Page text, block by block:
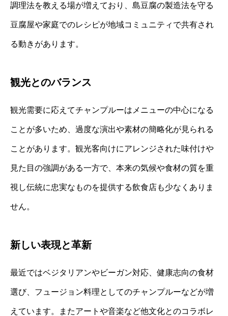
調理法を教える場が増えており、島豆腐の製造法を守る
豆腐屋や家庭でのレシピが地域コミュニティで共有され
る動きがあります。
観光とのバランス
観光需要に応えてチャンプルーはメニューの中心になる
ことが多いため、過度な演出や素材の簡略化が見られる
ことがあります。観光客向けにアレンジされた味付けや
見た目の強調がある一方で、本来の気候や食材の質を重
視し伝統に忠実なものを提供する飲食店も少なくありま
せん。
新しい表現と革新
最近ではベジタリアンやビーガン対応、健康志向の食材
選び、フュージョン料理としてのチャンプルーなどが増
えています。またアートや音楽など他文化とのコラボレ